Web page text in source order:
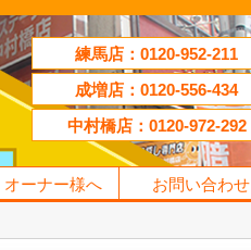
練馬店：0120-952-211
成増店：0120-556-434
中村橋店：0120-972-292
オーナー様へ お問い合わせ